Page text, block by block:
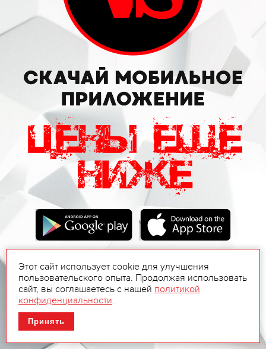
Этот сайт использует cookie для улучшения
пользовательского опыта. Продолжая использовать
сайт, вы соглашаетесь с нашей политикой
конфиденциальности.
Принять